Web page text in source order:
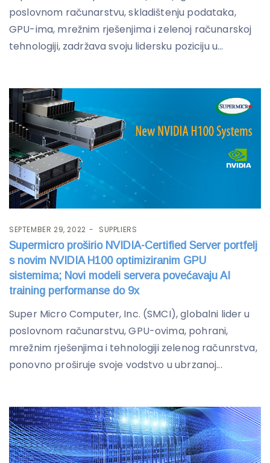
poslovnom računarstvu, skladištenju podataka,
GPU-ima, mrežnim rješenjima i zelenoj računarskoj
tehnologiji, zadržava svoju lidersku poziciju u...
SEPTEMBER 29, 2022 SUPPLIERS
Supermicro proširio NVIDIA-Certified Server portfelj
s novim NVIDIA H100 optimiziranim GPU
sistemima; Novi modeli servera povećavaju AI
training performanse do 9x
Super Micro Computer, Inc. (SMCI), globalni lider u
poslovnom računarstvu, GPU-ovima, pohrani,
mrežnim rješenjima i tehnologiji zelenog računrstva,
ponovno proširuje svoje vodstvo u ubrzanoj...